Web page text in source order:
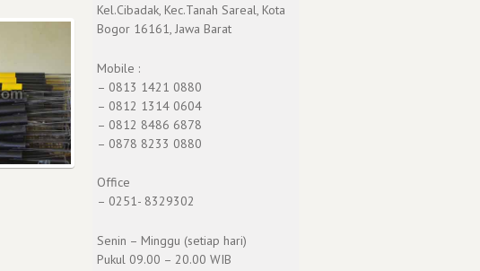
Kel.Cibadak, Kec.Tanah Sareal, Kota
Bogor 16161, Jawa Barat
Mobile :
– 0813 1421 0880
– 0812 1314 0604
– 0812 8486 6878
– 0878 8233 0880
Office
– 0251- 8329302
Senin – Minggu (setiap hari)
Pukul 09.00 – 20.00 WIB